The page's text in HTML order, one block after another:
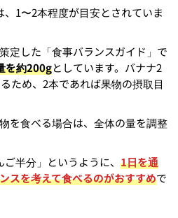
1〜2本程度が目安とされていま
定した「食事バランスガイド」で
を約200gとしています。バナナ2
ため、2本であれば果物の摂取目
を食べる場合は、全体の量を調整
ご半分」というように、1日を通
スを考えて食べるのがおすすめで